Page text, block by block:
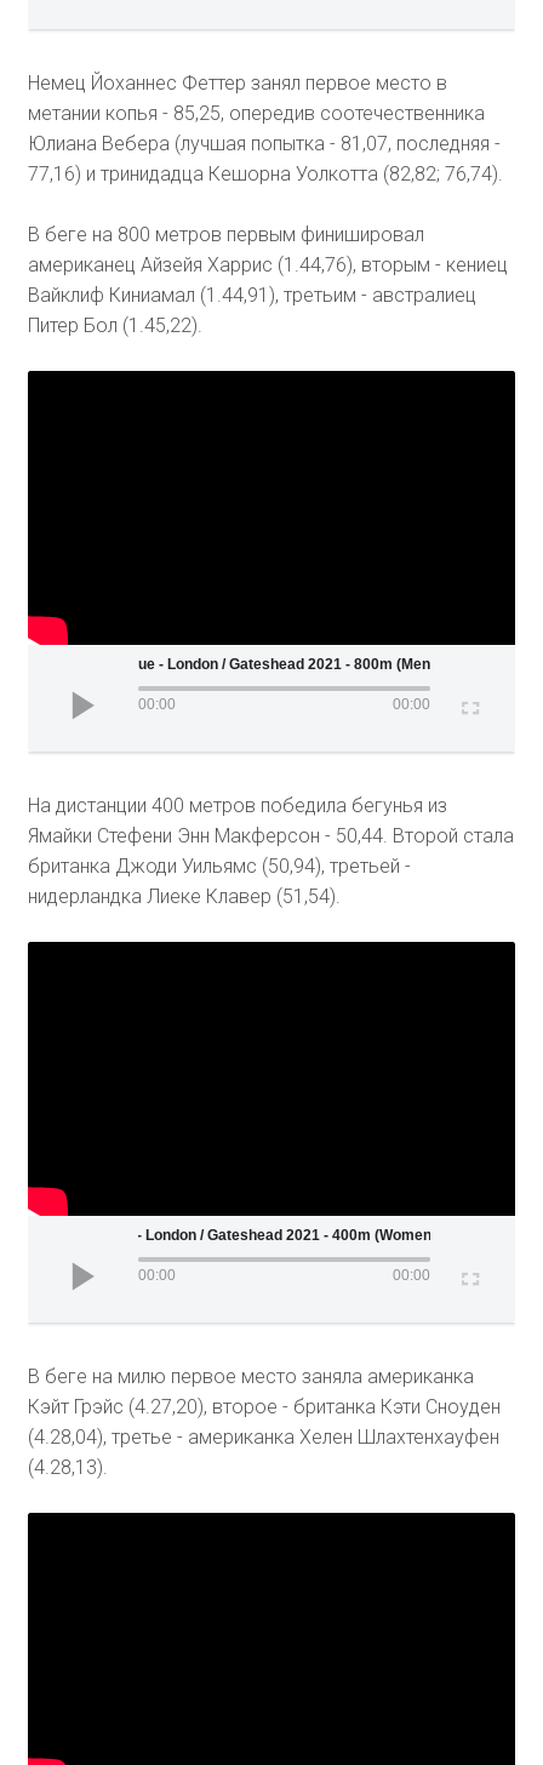
Немец Йоханнес Феттер занял первое место в
метании копья - 85,25, опередив соотечественника
Юлиана Вебера (лучшая попытка - 81,07, последняя -
77,16) и тринидадца Кешорна Уолкотта (82,82; 76,74).
В беге на 800 метров первым финишировал
американец Айзейя Харрис (1.44,76), вторым - кениец
Вайклиф Киниамал (1.44,91), третьим - австралиец
Питер Бол (1.45,22).
Wanda Diamond League - London / Gateshead 2021 - 800m (Men)
00:00 00:00
На дистанции 400 метров победила бегунья из
Ямайки Стефени Энн Макферсон - 50,44. Второй стала
британка Джоди Уильямс (50,94), третьей -
нидерландка Лиеке Клавер (51,54).
Wanda Diamond League - London / Gateshead 2021 - 400m (Women)
00:00 00:00
В беге на милю первое место заняла американка
Кэйт Грэйс (4.27,20), второе - британка Кэти Сноуден
(4.28,04), третье - американка Хелен Шлахтенхауфен
(4.28,13).